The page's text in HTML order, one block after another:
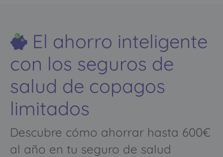
El ahorro inteligente
con los seguros de
salud de copagos
limitados
Descubre cómo ahorrar hasta 600€
al año en tu seguro de salud